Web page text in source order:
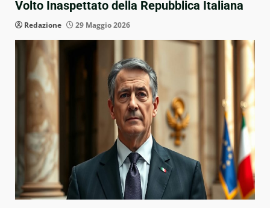
Volto Inaspettato della Repubblica Italiana
Redazione 29 Maggio 2026